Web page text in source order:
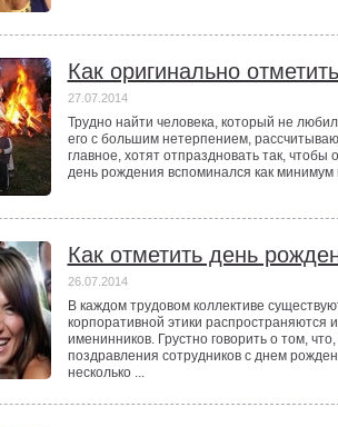
Как оригинально
27.07.2014
Трудно найти человека, который не
его с большим нетерпением,
главное, хотят отпраздновать так,
день рождения вспоминался как
Как отметить день
26.07.2014
В каждом трудовом коллективе
корпоративной этики распространяются
именинников. Грустно говорить о том,
поздравления сотрудников с днем
несколько ...